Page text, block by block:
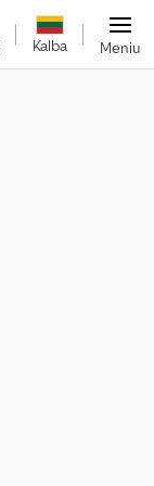
Kalba Meniu